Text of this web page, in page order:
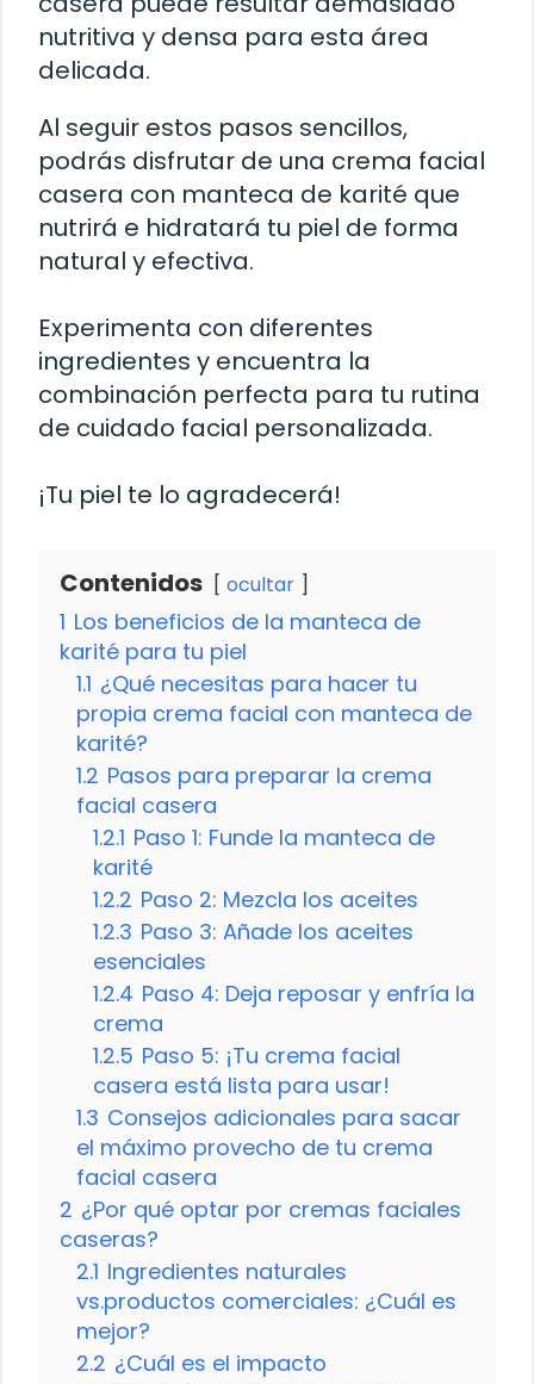
nutritiva y densa para esta área
delicada.
Al seguir estos pasos sencillos,
podrás disfrutar de una crema facial
casera con manteca de karité que
nutrirá e hidratará tu piel de forma
natural y efectiva.
Experimenta con diferentes
ingredientes y encuentra la
combinación perfecta para tu rutina
de cuidado facial personalizada.
¡Tu piel te lo agradecerá!
Contenidos ocultar
1 Los beneficios de la manteca de
karité para tu piel
1.1 ¿Qué necesitas para hacer tu
propia crema facial con manteca de
karité?
1.2 Pasos para preparar la crema
facial casera
1.2.1 Paso 1: Funde la manteca de
karité
1.2.2 Paso 2: Mezcla los aceites
1.2.3 Paso 3: Añade los aceites
esenciales
1.2.4 Paso 4: Deja reposar y enfría la
crema
1.2.5 Paso 5: ¡Tu crema facial
casera está lista para usar!
1.3 Consejos adicionales para sacar
el máximo provecho de tu crema
facial casera
2 ¿Por qué optar por cremas faciales
caseras?
2.1 Ingredientes naturales
vs.productos comerciales: ¿Cuál es
mejor?
2.2 ¿Cuál es el impacto